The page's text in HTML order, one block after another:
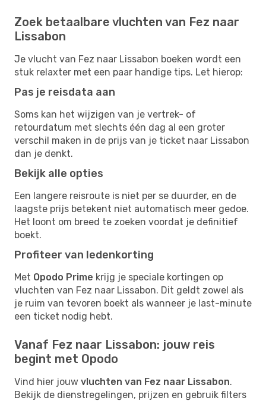
Zoek betaalbare vluchten van Fez naar
Lissabon
Je vlucht van Fez naar Lissabon boeken wordt een
stuk relaxter met een paar handige tips. Let hierop:
Pas je reisdata aan
Soms kan het wijzigen van je vertrek- of
retourdatum met slechts één dag al een groter
verschil maken in de prijs van je ticket naar Lissabon
dan je denkt.
Bekijk alle opties
Een langere reisroute is niet per se duurder, en de
laagste prijs betekent niet automatisch meer gedoe.
Het loont om breed te zoeken voordat je definitief
boekt.
Profiteer van ledenkorting
Met Opodo Prime krijg je speciale kortingen op
vluchten van Fez naar Lissabon. Dit geldt zowel als
je ruim van tevoren boekt als wanneer je last-minute
een ticket nodig hebt.
Vanaf Fez naar Lissabon: jouw reis
begint met Opodo
Vind hier jouw vluchten van Fez naar Lissabon.
Bekijk de dienstregelingen, prijzen en gebruik filters